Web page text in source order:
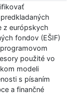
z európskych
fondov (EŠIF)
použité vo
modeli
s písaním
a finančné